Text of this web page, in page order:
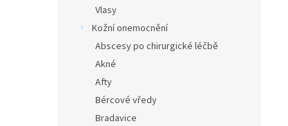
Vlasy
Kožní onemocnění
Abscesy po chirurgické léčbě
Akné
Afty
Bércové vředy
Bradavice